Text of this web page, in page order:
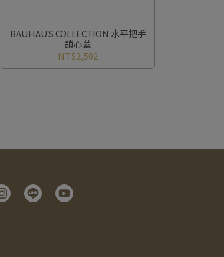
BAUHAUS COLLECTION 水平把手
鎖心蓋
NT$2,502